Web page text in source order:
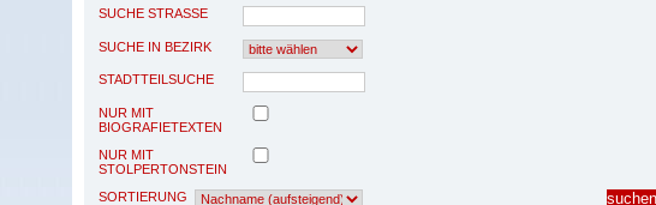
SUCHE STRASSE
SUCHE IN BEZIRK
STADTTEILSUCHE
NUR MIT
BIOGRAFIETEXTEN
NUR MIT
STOLPERTONSTEIN
SORTIERUNG